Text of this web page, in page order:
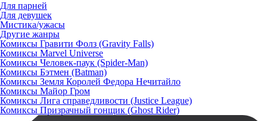
Для парней
Для девушек
Мистика/ужасы
Другие жанры
Комиксы Гравити Фолз (Gravity Falls)
Комиксы Marvel Universe
Комиксы Человек-паук (Spider-Man)
Комиксы Бэтмен (Batman)
Комиксы Земля Королей Федора Нечитайло
Комиксы Майор Гром
Комиксы Лига справедливости (Justice League)
Комиксы Призрачный гонщик (Ghost Rider)